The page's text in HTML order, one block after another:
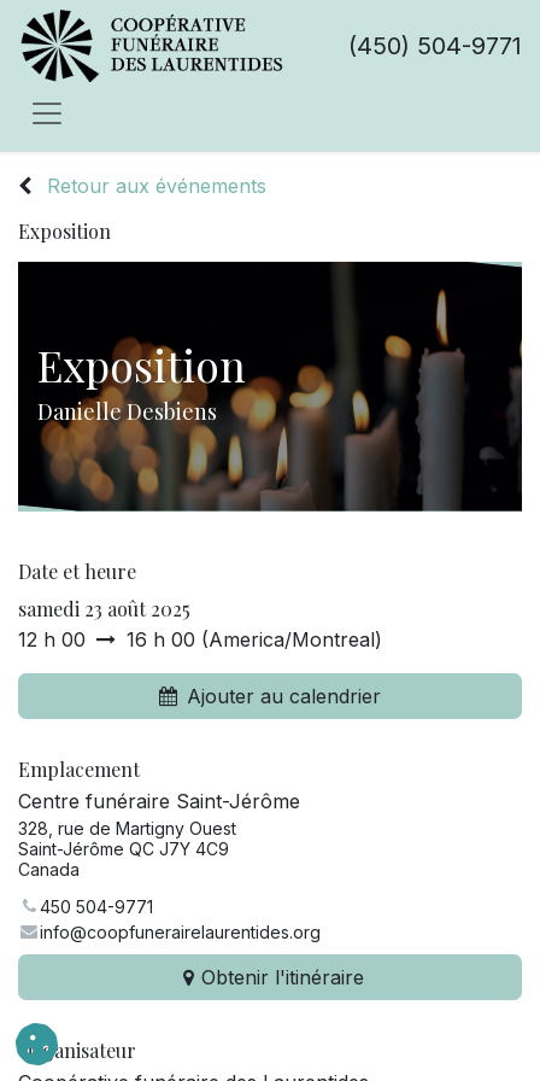
(450) 504-9771
Retour aux événements
Exposition
Exposition
Danielle Desbiens
Date et heure
samedi 23 août 2025
12 h 00 16 h 00 (America/Montreal)
Ajouter au calendrier
Emplacement
Centre funéraire Saint-Jérôme
328, rue de Martigny Ouest
Saint-Jérôme QC J7Y 4C9
Canada
450 504-9771
info@coopfunerairelaurentides.org
Obtenir l'itinéraire
Organisateur